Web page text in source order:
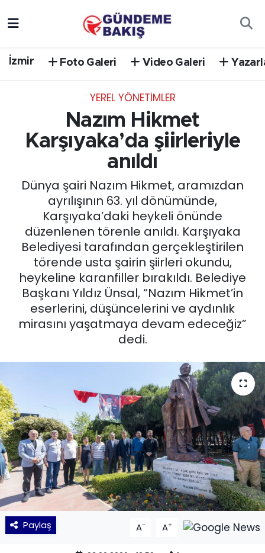
İzmir Foto Galeri Video Galeri
YEREL YÖNETİMLER
Nazım Hikmet
Karşıyaka’da şiirleriyle
anıldı
Dünya şairi Nazım Hikmet, aramızdan
ayrılışının 63. yıl dönümünde,
Karşıyaka’daki heykeli önünde
düzenlenen törenle anıldı. Karşıyaka
Belediyesi tarafından gerçekleştirilen
törende usta şairin şiirleri okundu,
heykeline karanfiller bırakıldı. Belediye
Başkanı Yıldız Ünsal, “Nazım Hikmet’in
eserlerini, düşüncelerini ve aydınlık
mirasını yaşatmaya devam edeceğiz”
dedi.
Paylaş A- A+
EGE
EKONOMİ
English News
GÜNCEL
KÜLTÜR SANAT
MAGAZİN
Siyaset
SPOR
TEKNOLOJİ
Yaşam
YEREL POLİTİKA
Trafik Durumu
Süper Lig Puan Durumu ve Fikstür
Tüm Manşetler
Son Dakika Haberleri
Haber Arşivi